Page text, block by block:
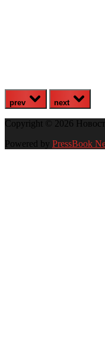
prev next
Copyright © 2026
Powered by PressBook